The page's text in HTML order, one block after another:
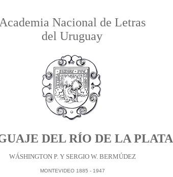
Academia Nacional de Letras
del Uruguay
DEL RÍO DE LA PLATA
WÁSHINGTON P. Y SERGIO W. BERMÚDEZ
MONTEVIDEO 1885 - 1947